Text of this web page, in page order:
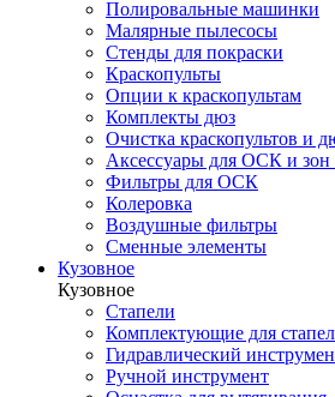
Полировальные машинки
Малярные пылесосы
Стенды для покраски
Краскопульты
Опции к краскопультам
Комплекты дюз
Очистка краскопультов и
Аксессуары для ОСК и зон
Фильтры для ОСК
Колеровка
Воздушные фильтры
Сменные элементы
Кузовное
Кузовное
Стапели
Комплектующие для
Гидравлический
Ручной инструмент